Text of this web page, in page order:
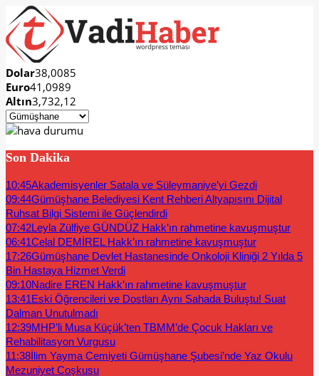
Dolar38,0085
Euro41,0989
Altın3,732,12
Son Dakika
10:45Akademisyenler Satala ve Süleymaniye’yi Gezdi
09:44Gümüşhane Belediyesi Kent Rehberi Altyapısını Dijital
Ruhsat Bilgi Sistemi ile Güçlendirdi
07:42Leyla Zülfiye GÜNDÜZ Hakk’ın rahmetine kavuşmuştur
06:41Celal DEMİREL Hakk’ın rahmetine kavuşmuştur
17:26Gümüşhane Devlet Hastanesinde Onkoloji Kliniği 2 Yılda 5
Bin Hastaya Hizmet Verdi
09:10Nadire EREN Hakk’ın rahmetine kavuşmuştur
13:41Eski Öğrencileri ve Dostları Aynı Sahada Buluştu! Suat
Dalman Unutulmadı
12:39MHP’li Musa Küçük’ten TBMM’de Çocuk Hakları ve
Rehabilitasyon Vurgusu
11:38İlim Yayma Cemiyeti Gümüşhane Şubesi’nde Yaz Okulu
Mezuniyet Coşkusu